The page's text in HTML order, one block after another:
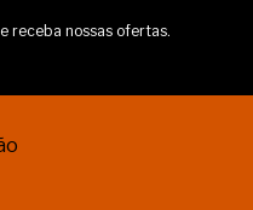
receba nossas ofertas.